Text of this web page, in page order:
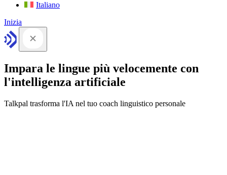
Italiano
Inizia
Impara le lingue più velocemente con
l'intelligenza artificiale
Talkpal trasforma l'IA nel tuo coach linguistico personale